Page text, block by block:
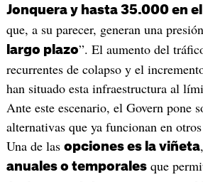
Jonquera y hasta 35.000 en
que, a su parecer, generan una
largo plazo”. El aumento del
recurrentes de colapso y el
han situado esta infraestructura al
Ante este escenario, el Govern pone
alternativas que ya funcionan en
Una de las opciones es la viñeta,
anuales o temporalesque